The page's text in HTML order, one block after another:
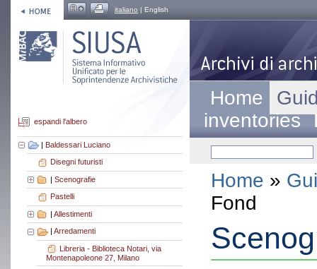
italiano | English
espandi l'albero
| Baldessari Luciano
Disegni futuristi
| Scenografie
Pastelli
| Allestimenti
Arredamenti
Libreria - Biblioteca Notari, via
Montenapoleone 27, Milano
Home
inventories
Home »
Fond